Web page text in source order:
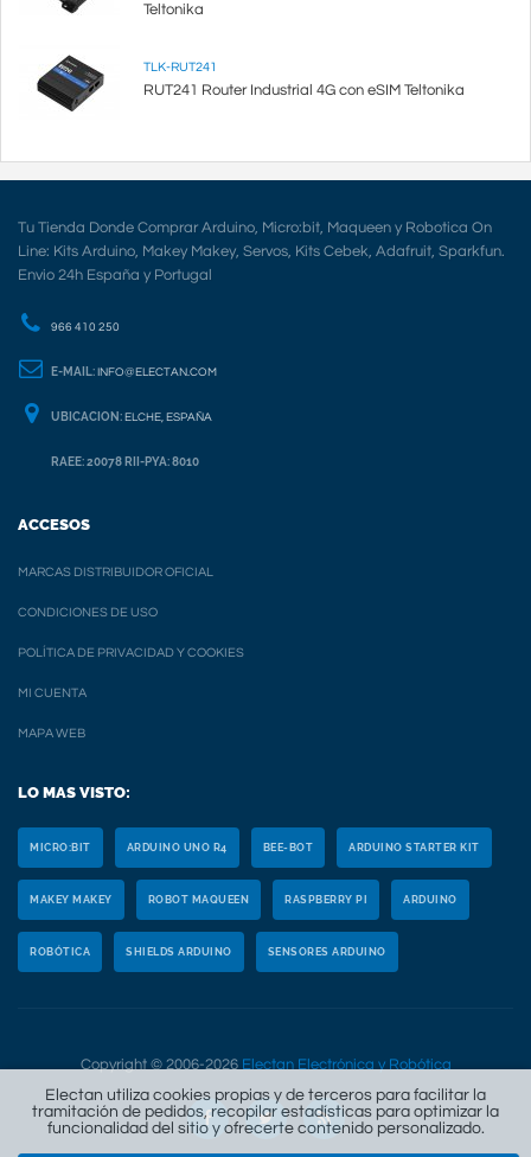
Teltonika
TLK-RUT241
RUT241 Router Industrial 4G con eSIM Teltonika
Tu Tienda Donde Comprar Arduino, Micro:bit, Maqueen y Robotica On
Line: Kits Arduino, Makey Makey, Servos, Kits Cebek, Adafruit, Sparkfun.
Envio 24h España y Portugal
966 410 250
E-MAIL: INFO@ELECTAN.COM
UBICACION: ELCHE, ESPAÑA
RAEE: 20078 RII-PYA: 8010
ACCESOS
MARCAS DISTRIBUIDOR OFICIAL
CONDICIONES DE USO
POLÍTICA DE PRIVACIDAD Y COOKIES
MI CUENTA
MAPA WEB
LO MAS VISTO:
MICRO:BIT ARDUINO UNO R4 BEE-BOT ARDUINO STARTER KIT
MAKEY MAKEY ROBOT MAQUEEN RASPBERRY PI ARDUINO
ROBÓTICA SHIELDS ARDUINO SENSORES ARDUINO
Copyright © 2006-2026 Electan Electrónica y Robótica
Electan utiliza cookies propias y de terceros para facilitar la
tramitación de pedidos, recopilar estadísticas para optimizar la
funcionalidad del sitio y ofrecerte contenido personalizado.